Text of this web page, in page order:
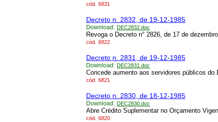
cód. 6831
Decreto n. 2832, de 19-12-1985
Download: DEC2832.doc
Revoga o Decreto n° 2826, de 17 de
cód. 6822
Decreto n. 2831, de 19-12-1985
Download: DEC2831.doc
Concede aumento aos servidores públicos do
cód. 6821
Decreto n. 2830, de 18-12-1985
Download: DEC2830.doc
Abre Crédito Suplementar no Orçamento
cód. 6820